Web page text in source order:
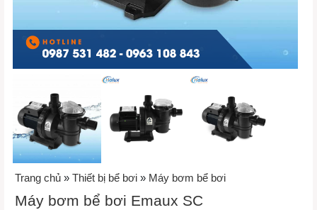
Trang chủ » Thiết bị bể bơi » Máy bơm bể bơi
Máy bơm bể bơi Emaux SC